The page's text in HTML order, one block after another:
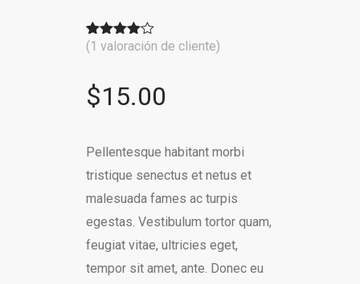
Valorado
base a
1
valoración
de un
(1 valoración de cliente)
$15.00
Pellentesque habitant morbi
tristique senectus et netus et
malesuada fames ac turpis
egestas. Vestibulum tortor quam,
feugiat vitae, ultricies eget,
tempor sit amet, ante. Donec eu